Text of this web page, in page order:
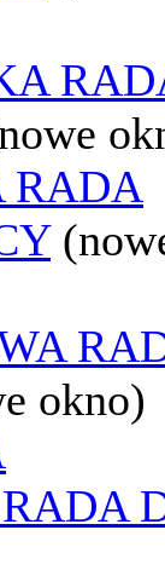
RADA
okno)